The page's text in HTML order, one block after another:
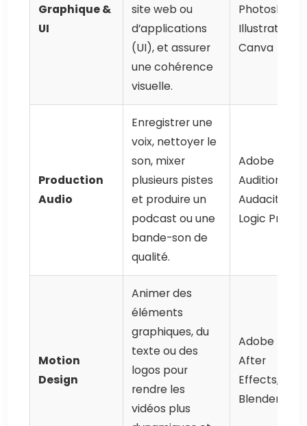
Graphique &
UI
site web ou
d’applications
(UI), et assurer
une cohérence
visuelle.
Photoshop,
Illustrator,
Canva
Production
Audio
Enregistrer une
voix, nettoyer le
son, mixer
plusieurs pistes
et produire un
podcast ou une
bande-son de
qualité.
Adobe
Audition,
Audacity,
Logic Pro X
Motion
Design
Animer des
éléments
graphiques, du
texte ou des
logos pour
rendre les
vidéos plus
Adobe
After
Effects,
Blender